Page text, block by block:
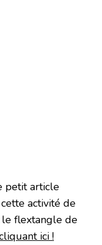
petit article
activité de
le flextangle de
ici !